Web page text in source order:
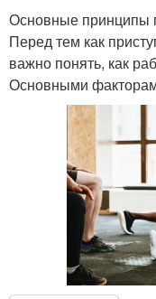
Основные принципы
Перед тем как
важно понять, как
Основными